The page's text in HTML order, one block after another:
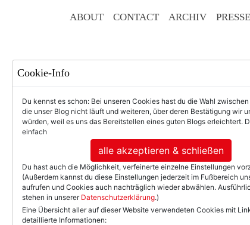
ABOUT CONTACT ARCHIV PRESSE
Cookie-Info
Du kennst es schon: Bei unseren Cookies hast du die Wahl
die unser Blog nicht läuft und weiteren, über deren Bestätigung wir
würden, weil es uns das Bereitstellen eines guten Blogs erleichtert.
einfach
alle akzeptieren & schließen
Du hast auch die Möglichkeit, verfeinerte einzelne Einstellungen
(Außerdem kannst du diese Einstellungen jederzeit im Fußbereich
aufrufen und Cookies auch nachträglich wieder abwählen.
stehen in unserer Datenschutzerklärung.)
Eine Übersicht aller auf dieser Website verwendeten Cookies mit
detaillierte Informationen: